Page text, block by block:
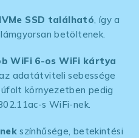
SSD található, így a
betöltenek.
WiFi 6-os WiFi kártya
adatátviteli sebessége
környezetben pedig
s WiFi-nek.
színhűsége, betekintési